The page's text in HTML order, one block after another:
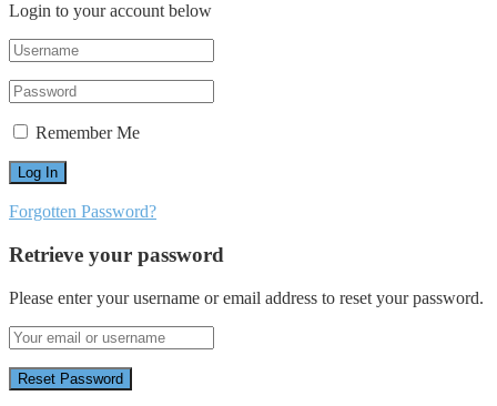
Login to your account below
Remember Me
Forgotten Password?
Retrieve your password
Please enter your username or email address to reset your password.